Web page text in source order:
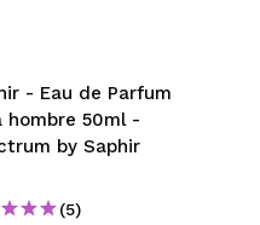
- Eau de Parfum
hombre 50ml -
by Saphir
(5)